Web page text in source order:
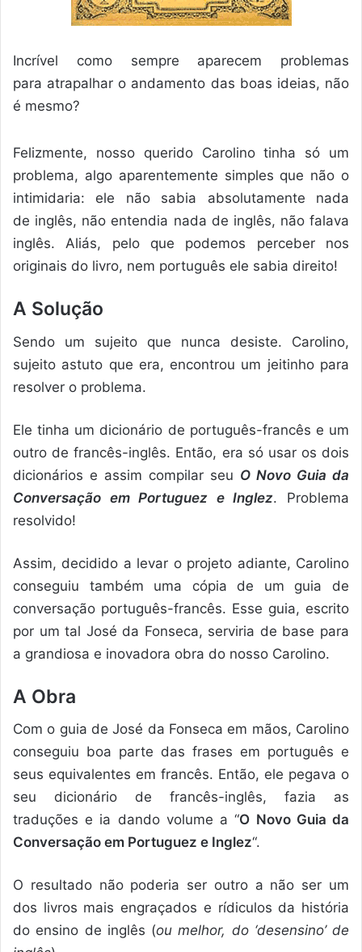
Incrível como sempre aparecem problemas
para atrapalhar o andamento das boas ideias, não
é mesmo?
Felizmente, nosso querido Carolino tinha só um
problema, algo aparentemente simples que não o
intimidaria: ele não sabia absolutamente nada
de inglês, não entendia nada de inglês, não falava
inglês. Aliás, pelo que podemos perceber nos
originais do livro, nem português ele sabia direito!
A Solução
Sendo um sujeito que nunca desiste. Carolino,
sujeito astuto que era, encontrou um jeitinho para
resolver o problema.
Ele tinha um dicionário de português-francês e um
outro de francês-inglês. Então, era só usar os dois
dicionários e assim compilar seu O Novo Guia da
Conversação em Portuguez e Inglez. Problema
resolvido!
Assim, decidido a levar o projeto adiante, Carolino
conseguiu também uma cópia de um guia de
conversação português-francês. Esse guia, escrito
por um tal José da Fonseca, serviria de base para
a grandiosa e inovadora obra do nosso Carolino.
A Obra
Com o guia de José da Fonseca em mãos, Carolino
conseguiu boa parte das frases em português e
seus equivalentes em francês. Então, ele pegava o
seu dicionário de francês-inglês, fazia as
traduções e ia dando volume a “O Novo Guia da
Conversação em Portuguez e Inglez“.
O resultado não poderia ser outro a não ser um
dos livros mais engraçados e rídiculos da história
do ensino de inglês (ou melhor, do ‘desensino’ de